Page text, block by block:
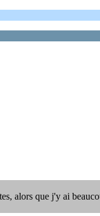
alors que j'y ai